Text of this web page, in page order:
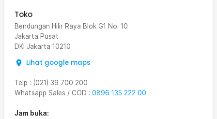
Toko
Bendungan Hilir Raya Blok G1 No. 10
Jakarta Pusat
DKI Jakarta 10210
Lihat google maps
Telp : (021) 39 700 200
Whatsapp Sales / COD : 0896 135 222 00
Jam buka: